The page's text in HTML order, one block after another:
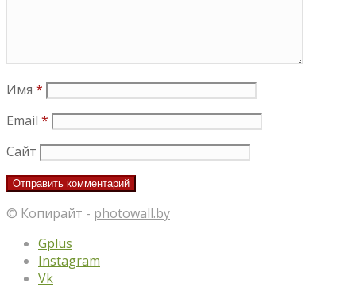
Имя *
Email *
Сайт
© Копирайт - photowall.by
Gplus
Instagram
Vk